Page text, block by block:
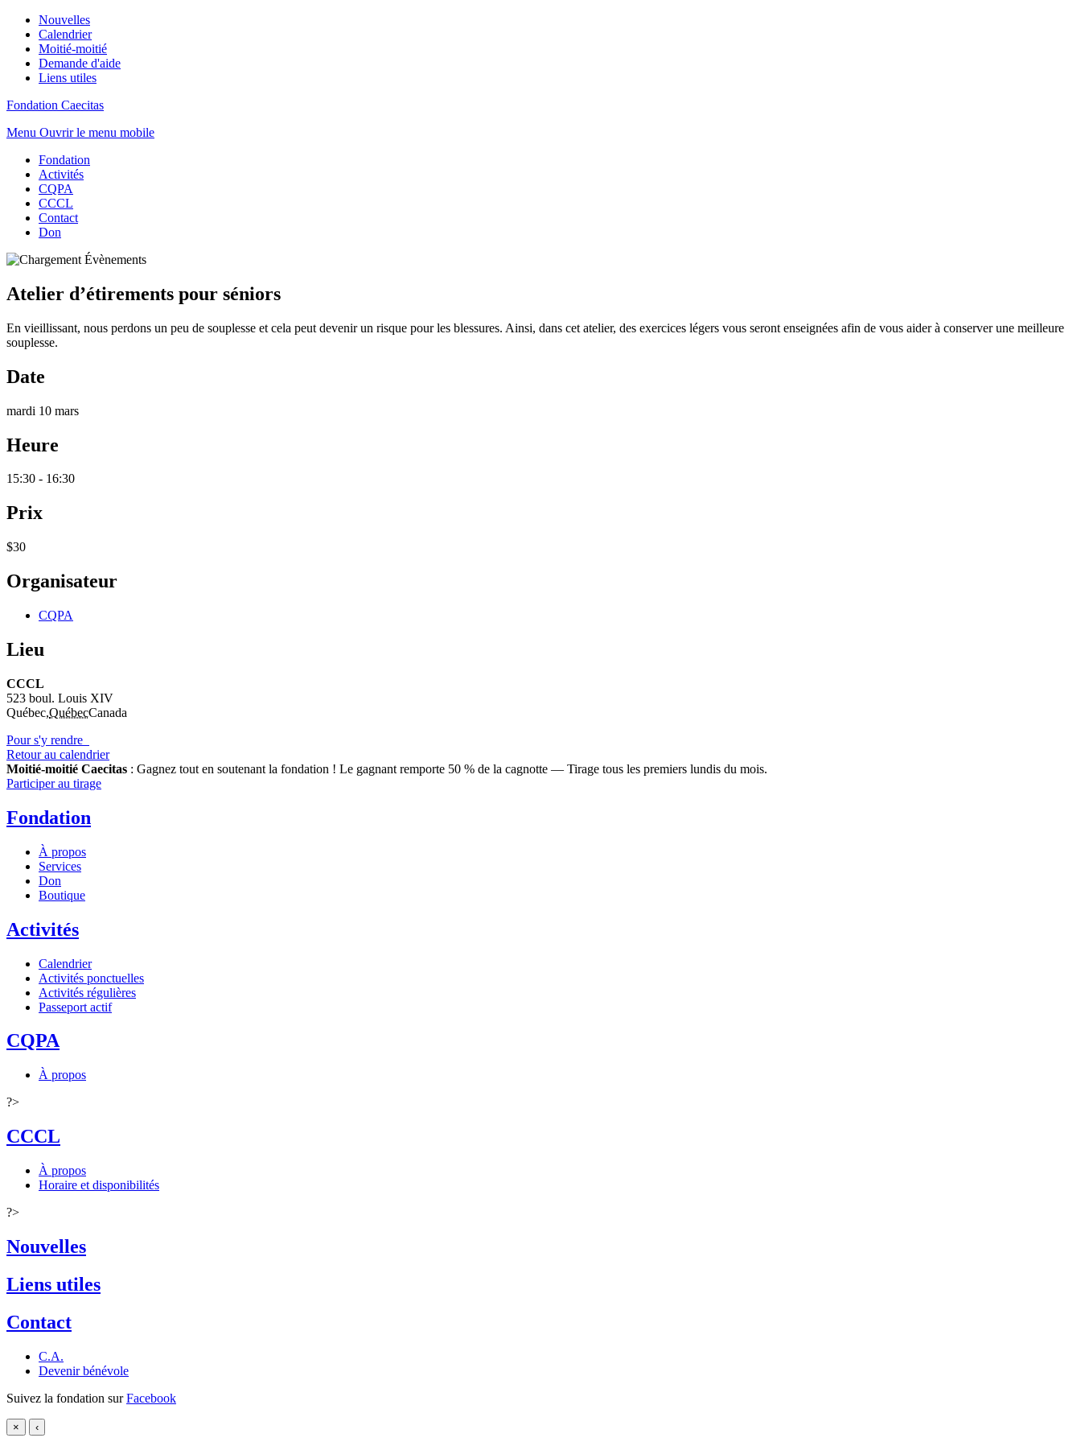
Nouvelles
Calendrier
Moitié-moitié
Demande d'aide
Liens utiles
Fondation Caecitas
Menu Ouvrir le menu mobile
Fondation
Activités
CQPA
CCCL
Contact
Don
Atelier d’étirements pour séniors
En vieillissant, nous perdons un peu de souplesse et cela peut devenir un risque pour les blessures. Ainsi, dans cet atelier, des exercices légers vous seront enseignées afin de vous aider à conserver une meilleure
souplesse.
Date
mardi 10 mars
Heure
15:30 - 16:30
Prix
$30
Organisateur
CQPA
Lieu
CCCL
523 boul. Louis XIV
Québec,QuébecCanada
Pour s'y rendre
Retour au calendrier
Moitié-moitié Caecitas : Gagnez tout en soutenant la fondation ! Le gagnant remporte 50 % de la cagnotte — Tirage tous les premiers lundis du mois.
Participer au tirage
Fondation
À propos
Services
Don
Boutique
Activités
Calendrier
Activités ponctuelles
Activités régulières
Passeport actif
CQPA
À propos
?>
CCCL
À propos
Horaire et disponibilités
?>
Nouvelles
Liens utiles
Contact
C.A.
Devenir bénévole
Suivez la fondation surFacebook
× ‹